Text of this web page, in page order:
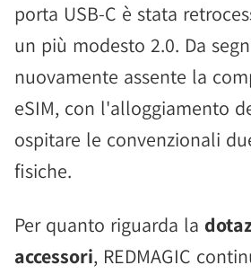
porta USB-C è stata
un più modesto 2.0. Da
nuovamente assente la
eSIM, con l'alloggiamento
ospitare le convenzionali
fisiche.
Per quanto riguarda la
accessori, REDMAGIC